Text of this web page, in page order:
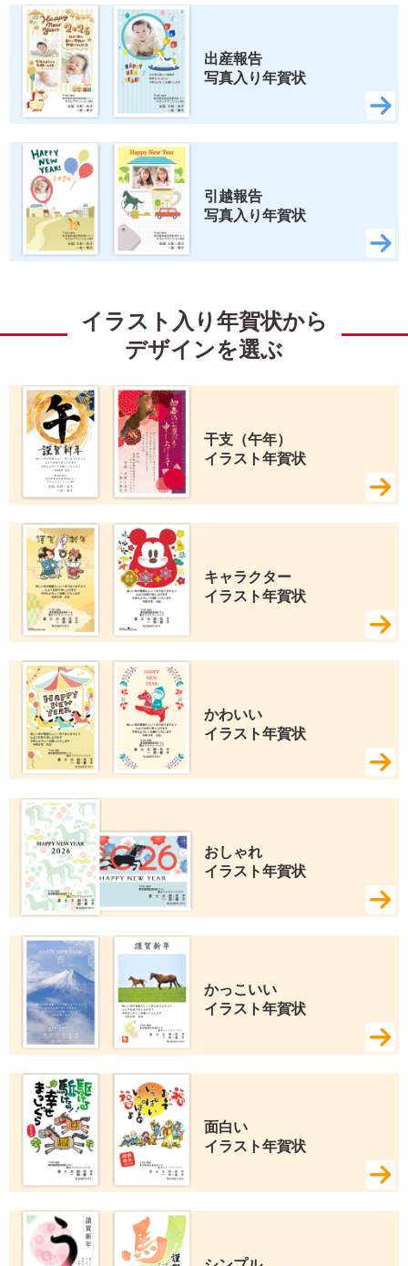
出産報告
写真入り年賀状
引越報告
写真入り年賀状
イラスト入り年賀状から
デザインを選ぶ
干支（午年）
イラスト年賀状
キャラクター
イラスト年賀状
かわいい
イラスト年賀状
おしゃれ
イラスト年賀状
かっこいい
イラスト年賀状
面白い
イラスト年賀状